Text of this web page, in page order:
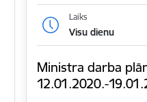
Laiks
Visu dienu
Ministra darba
12.01.2020.-